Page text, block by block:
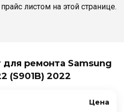
листом на этой странице.
для ремонта Samsung
(S901B) 2022
Цена